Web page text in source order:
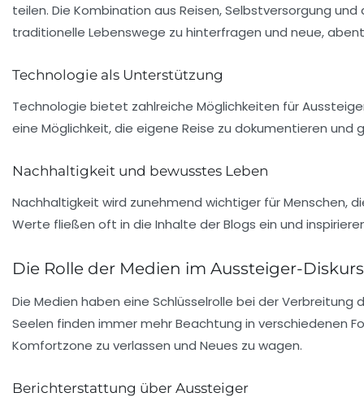
teilen. Die Kombination aus Reisen, Selbstversorgung
traditionelle Lebenswege zu hinterfragen und neue,
Technologie als Unterstützung
Technologie bietet zahlreiche Möglichkeiten für
eine Möglichkeit, die eigene Reise zu dokumentieren
Nachhaltigkeit und bewusstes Leben
Nachhaltigkeit wird zunehmend wichtiger für Menschen,
Werte fließen oft in die Inhalte der Blogs ein und
Die Rolle der Medien im Aussteiger-Diskurs
Die Medien haben eine Schlüsselrolle bei der
Seelen finden immer mehr Beachtung in verschiedenen
Komfortzone zu verlassen und Neues zu wagen.
Berichterstattung über Aussteiger